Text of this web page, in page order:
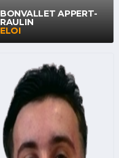
BONVALLET APPERT-
RAULIN
ELOI